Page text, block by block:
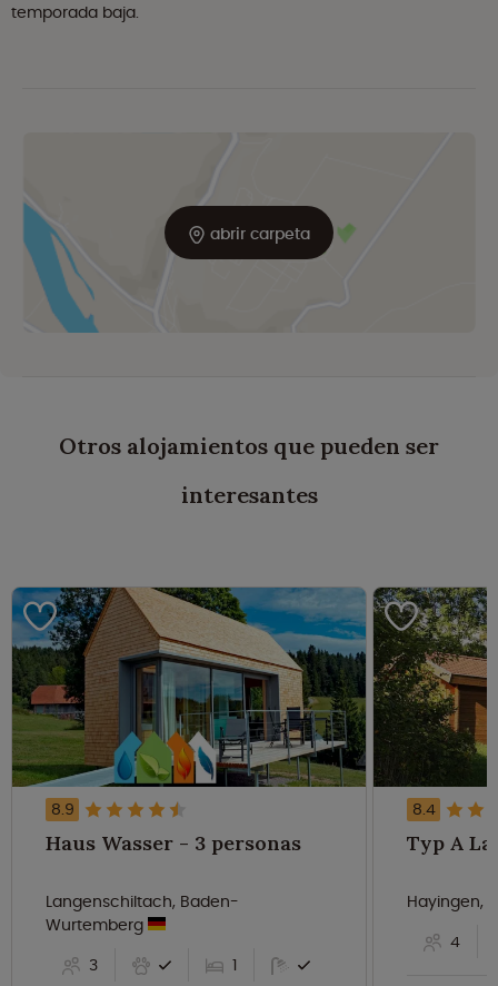
temporada baja.
abrir carpeta
Otros alojamientos que pueden ser
interesantes
8.9
Haus Wasser - 3 personas
Langenschiltach, Baden-
Wurtemberg
3
1
8.4
Hayingen,
4